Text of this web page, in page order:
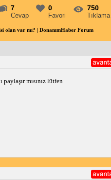
7
Cevap
0
Favori
750
Tıklama
olan var mı? | DonanımHaber Forum
mısınız lütfen